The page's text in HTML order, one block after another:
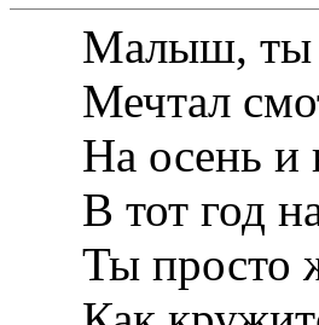
Малыш, ты
Мечтал
На осень и
В тот год
Ты просто